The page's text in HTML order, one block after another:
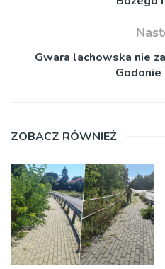
Gwara lachowska nie
Godonie
ZOBACZ RÓWNIEŻ